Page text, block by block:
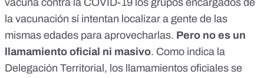
vacuna contra la COVID-19 los grupos encargados de
la vacunación sí intentan localizar a gente de las
mismas edades para aprovecharlas. Pero no es un
llamamiento oficial ni masivo. Como indica la
Delegación Territorial, los llamamientos oficiales se